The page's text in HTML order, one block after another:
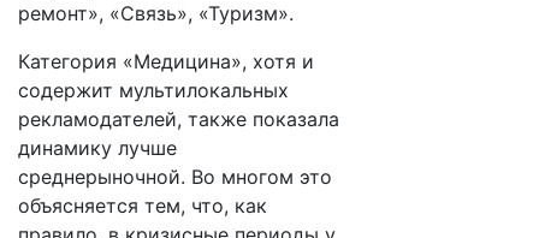
ремонт», «Связь», «Туризм».
Категория «Медицина», хотя и
содержит мультилокальных
рекламодателей, также показала
динамику лучше
среднерыночной. Во многом это
объясняется тем, что, как